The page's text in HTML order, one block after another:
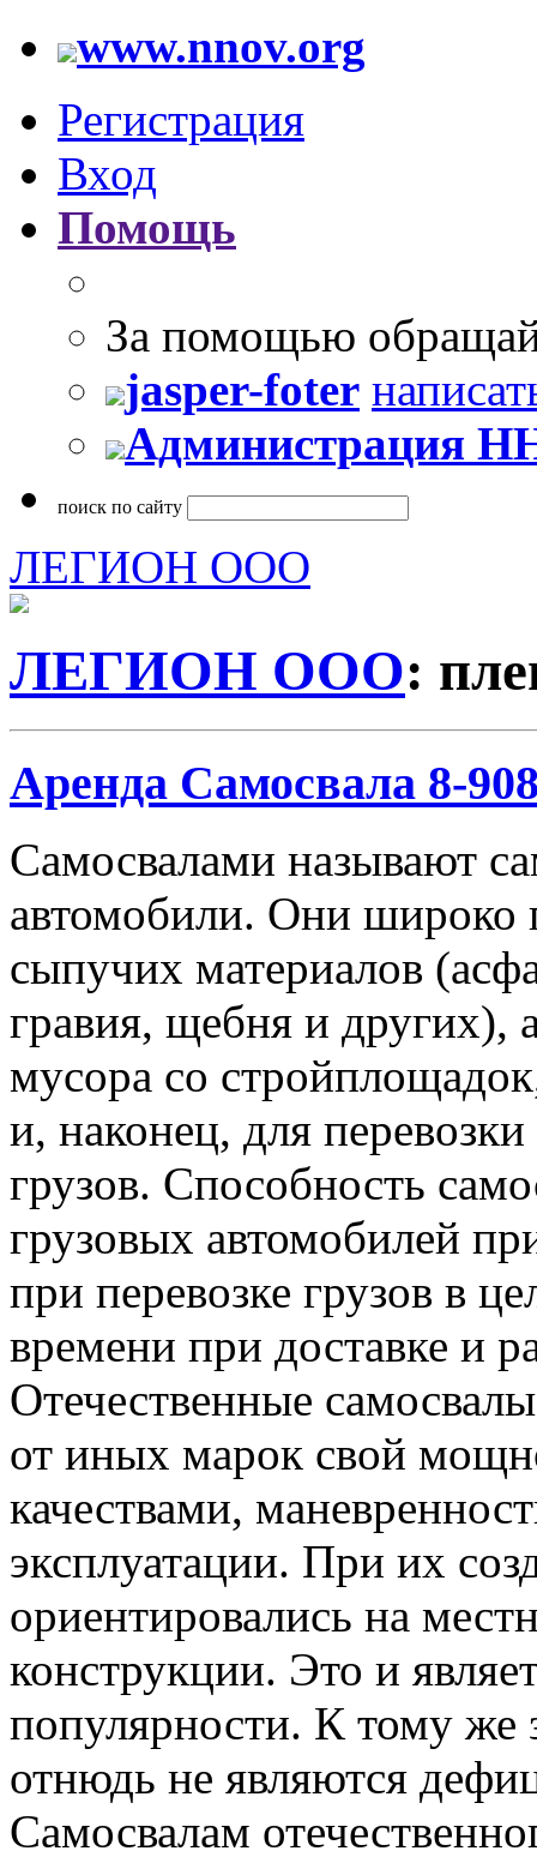
www.nnov.org
Регистрация
Вход
Помощь
За помощью
jasper-foter
Администрация
поиск по сайту
ЛЕГИОН ООО
ЛЕГИОН ООО:
Аренда Самосвала 8-
Самосвалами называют
автомобили. Они широко
сыпучих материалов
гравия, щебня и других),
мусора со
и, наконец, для
грузов. Способность
грузовых автомобилей
при перевозке грузов в
времени при доставке и
Отечественные
от иных марок свой
качествами,
эксплуатации. При их
ориентировались на
конструкции. Это и
популярности. К тому же
отнюдь не являются
Самосвалам